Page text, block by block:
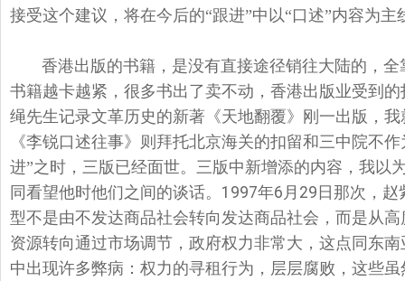
接受这个建议，将在今后的“跟进”中以“口述”内容为
香港出版的书籍，是没有直接途径销往大陆的，
书籍越卡越紧，很多书出了卖不动，香港出版业受到
绳先生记录文革历史的新著《天地翻覆》刚一出版，
《李锐口述往事》则拜托北京海关的扣留和三中院不
进”之时，三版已经面世。三版中新增添的内容，我以
同看望他时他们之间的谈话。 1997年6 月 29 日那次，
型不是由不发达商品社会转向发达商品社会，而是从
资源转向通过市场调节，政府权力非常大，这点同东
中出现许多弊病：权力的寻租行为，层层腐败，这些